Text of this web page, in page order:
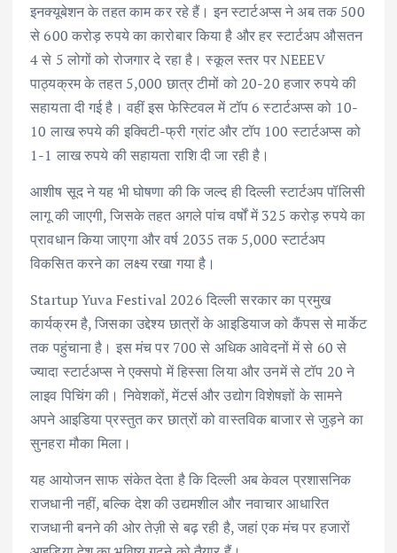
इनक्यूबेशन के तहत काम कर रहे हैं। इन स्टार्टअप्स ने अब तक 500
से 600 करोड़ रुपये का कारोबार किया है और हर स्टार्टअप औसतन
4 से 5 लोगों को रोजगार दे रहा है। स्कूल स्तर पर NEEEV
पाठ्यक्रम के तहत 5,000 छात्र टीमों को 20-20 हजार रुपये की
सहायता दी गई है। वहीं इस फेस्टिवल में टॉप 6 स्टार्टअप्स को 10-
10 लाख रुपये की इक्विटी-फ्री ग्रांट और टॉप 100 स्टार्टअप्स को
1-1 लाख रुपये की सहायता राशि दी जा रही है।
आशीष सूद ने यह भी घोषणा की कि जल्द ही दिल्ली स्टार्टअप पॉलिसी
लागू की जाएगी, जिसके तहत अगले पांच वर्षों में 325 करोड़ रुपये का
प्रावधान किया जाएगा और वर्ष 2035 तक 5,000 स्टार्टअप
विकसित करने का लक्ष्य रखा गया है।
Startup Yuva Festival 2026 दिल्ली सरकार का प्रमुख
कार्यक्रम है, जिसका उद्देश्य छात्रों के आइडियाज को कैंपस से मार्केट
तक पहुंचाना है। इस मंच पर 700 से अधिक आवेदनों में से 60 से
ज्यादा स्टार्टअप्स ने एक्सपो में हिस्सा लिया और उनमें से टॉप 20 ने
लाइव पिचिंग की। निवेशकों, मेंटर्स और उद्योग विशेषज्ञों के सामने
अपने आइडिया प्रस्तुत कर छात्रों को वास्तविक बाजार से जुड़ने का
सुनहरा मौका मिला।
यह आयोजन साफ संकेत देता है कि दिल्ली अब केवल प्रशासनिक
राजधानी नहीं, बल्कि देश की उद्यमशील और नवाचार आधारित
राजधानी बनने की ओर तेज़ी से बढ़ रही है, जहां एक मंच पर हजारों